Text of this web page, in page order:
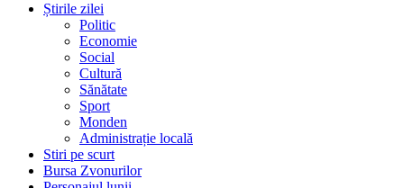
Știrile zilei
Politic
Economie
Social
Cultură
Sănătate
Sport
Monden
Administrație locală
Stiri pe scurt
Bursa Zvonurilor